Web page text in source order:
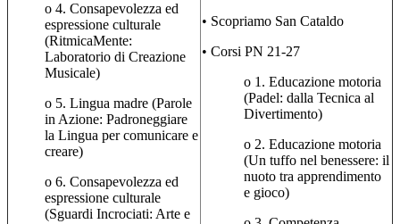
o 4. Consapevolezza ed
espressione culturale
(RitmicaMente:
Laboratorio di Creazione
Musicale)
o 5. Lingua madre (Parole
in Azione: Padroneggiare
la Lingua per comunicare e
creare)
o 6. Consapevolezza ed
espressione culturale
(Sguardi Incrociati: Arte e
• Scopriamo San Cataldo
• Corsi PN 21-27
o 1. Educazione motoria
(Padel: dalla Tecnica al
Divertimento)
o 2. Educazione motoria
(Un tuffo nel benessere: il
nuoto tra apprendimento
e gioco)